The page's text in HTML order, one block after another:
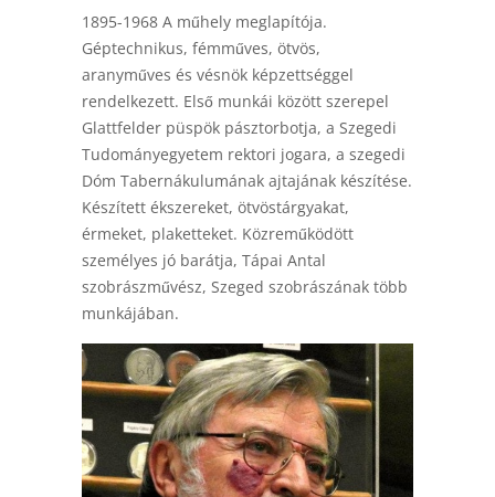
1895-1968 A műhely meglapítója.
Géptechnikus, fémműves, ötvös,
aranyműves és vésnök képzettséggel
rendelkezett. Első munkái között szerepel
Glattfelder püspök pásztorbotja, a Szegedi
Tudományegyetem rektori jogara, a szegedi
Dóm Tabernákulumának ajtajának készítése.
Készített ékszereket, ötvöstárgyakat,
érmeket, plaketteket. Közreműködött
személyes jó barátja, Tápai Antal
szobrászművész, Szeged szobrászának több
munkájában.